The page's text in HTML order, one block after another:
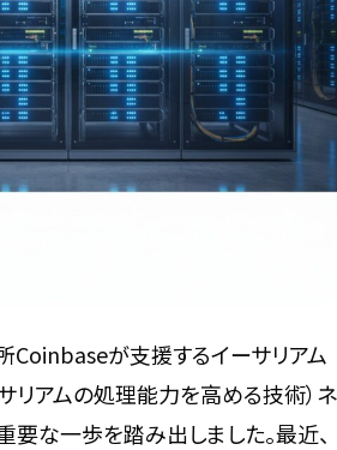
が支援するイーサリアム
リアムの処理能力を高める技術）ネ
要な一歩を踏み出しました。最近、